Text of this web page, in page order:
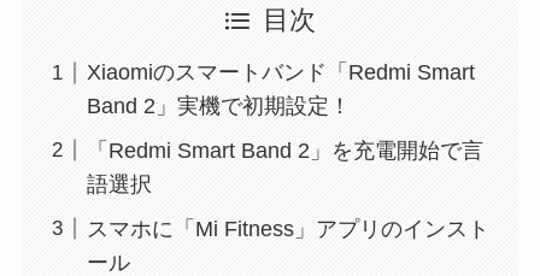
目次
Xiaomiのスマートバンド「Redmi Smart
Band 2」実機で初期設定！
「Redmi Smart Band 2」を充電開始で言
語選択
スマホに「Mi Fitness」アプリのインスト
ール